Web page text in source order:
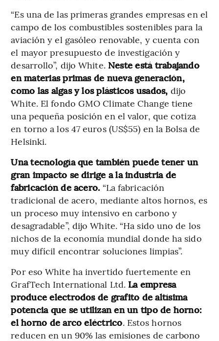
“Es una de las primeras grandes empresas en el
campo de los combustibles sostenibles para la
aviación y el gasóleo renovable, y cuenta con
el mayor presupuesto de investigación y
desarrollo”, dijo White. Neste está trabajando
en materias primas de nueva generación,
como las algas y los plásticos usados, dijo
White. El fondo GMO Climate Change tiene
una pequeña posición en el valor, que cotiza
en torno a los 47 euros (US$55) en la Bolsa de
Helsinki.
Una tecnología que también puede tener un
gran impacto se dirige a la industria de
fabricación de acero. “La fabricación
tradicional de acero, mediante altos hornos, es
un proceso muy intensivo en carbono y
desagradable”, dijo White. “Ha sido uno de los
nichos de la economía mundial donde ha sido
muy difícil encontrar soluciones limpias”.
Por eso White ha invertido fuertemente en
GrafTech International Ltd. La empresa
produce electrodos de grafito de altísima
potencia que se utilizan en un tipo de horno:
el horno de arco eléctrico. Estos hornos
reducen en un 90% las emisiones de carbono